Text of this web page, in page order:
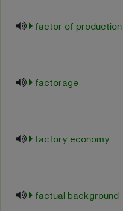
factor of production
factorage
factory economy
factual background